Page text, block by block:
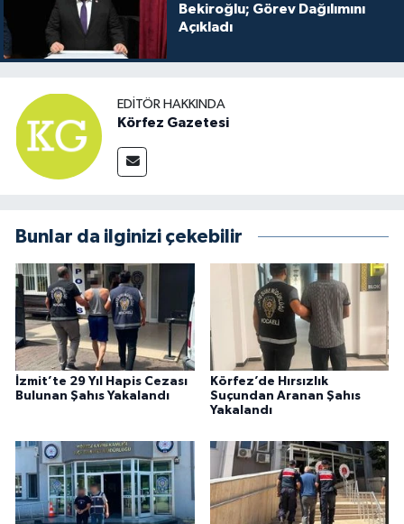
Bekiroğlu; Görev Dağılımını
Açıkladı
EDITÖR HAKKINDA
Körfez Gazetesi
Bunlar da ilginizi çekebilir
İzmit’te 29 Yıl Hapis Cezası
Bulunan Şahıs Yakalandı
Körfez’de Hırsızlık
Suçundan Aranan Şahıs
Yakalandı